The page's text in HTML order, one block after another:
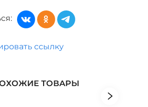
и пищевые добавки: Бренд СИЛА
и пищевые добавки: Бренд СИЛА
Бренд СИЛА ХВОИ
ссылку
ТОВАРЫ